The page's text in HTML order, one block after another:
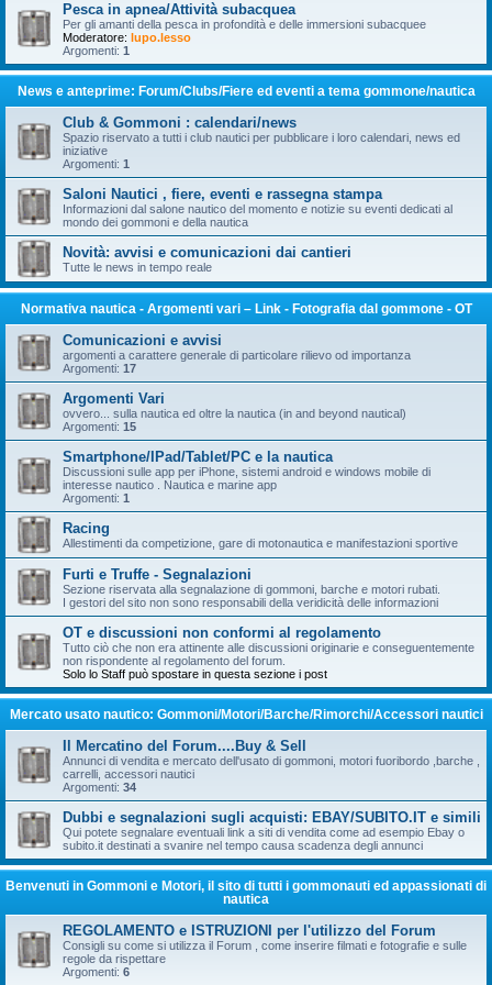
Pesca in apnea/Attività subacquea
Per gli amanti della pesca in profondità e delle immersioni subacquee
Moderatore: lupo.lesso
Argomenti: 1
News e anteprime: Forum/Clubs/Fiere ed eventi a tema gommone/nautica
Club & Gommoni : calendari/news
Spazio riservato a tutti i club nautici per pubblicare i loro calendari, news ed
iniziative
Argomenti: 1
Saloni Nautici , fiere, eventi e rassegna stampa
Informazioni dal salone nautico del momento e notizie su eventi dedicati al
mondo dei gommoni e della nautica
Novità: avvisi e comunicazioni dai cantieri
Tutte le news in tempo reale
Normativa nautica - Argomenti vari – Link - Fotografia dal gommone - OT
Comunicazioni e avvisi
argomenti a carattere generale di particolare rilievo od importanza
Argomenti: 17
Argomenti Vari
ovvero... sulla nautica ed oltre la nautica (in and beyond nautical)
Argomenti: 15
Smartphone/IPad/Tablet/PC e la nautica
Discussioni sulle app per iPhone, sistemi android e windows mobile di
interesse nautico . Nautica e marine app
Argomenti: 1
Racing
Allestimenti da competizione, gare di motonautica e manifestazioni sportive
Furti e Truffe - Segnalazioni
Sezione riservata alla segnalazione di gommoni, barche e motori rubati.
I gestori del sito non sono responsabili della veridicità delle informazioni
OT e discussioni non conformi al regolamento
Tutto ciò che non era attinente alle discussioni originarie e conseguentemente
non rispondente al regolamento del forum.
Solo lo Staff può spostare in questa sezione i post
Mercato usato nautico: Gommoni/Motori/Barche/Rimorchi/Accessori nautici
Il Mercatino del Forum....Buy & Sell
Annunci di vendita e mercato dell'usato di gommoni, motori fuoribordo ,barche ,
carrelli, accessori nautici
Argomenti: 34
Dubbi e segnalazioni sugli acquisti: EBAY/SUBITO.IT e simili
Qui potete segnalare eventuali link a siti di vendita come ad esempio Ebay o
subito.it destinati a svanire nel tempo causa scadenza degli annunci
Benvenuti in Gommoni e Motori, il sito di tutti i gommonauti ed appassionati di
nautica
REGOLAMENTO e ISTRUZIONI per l'utilizzo del Forum
Consigli su come si utilizza il Forum , come inserire filmati e fotografie e sulle
regole da rispettare
Argomenti: 6